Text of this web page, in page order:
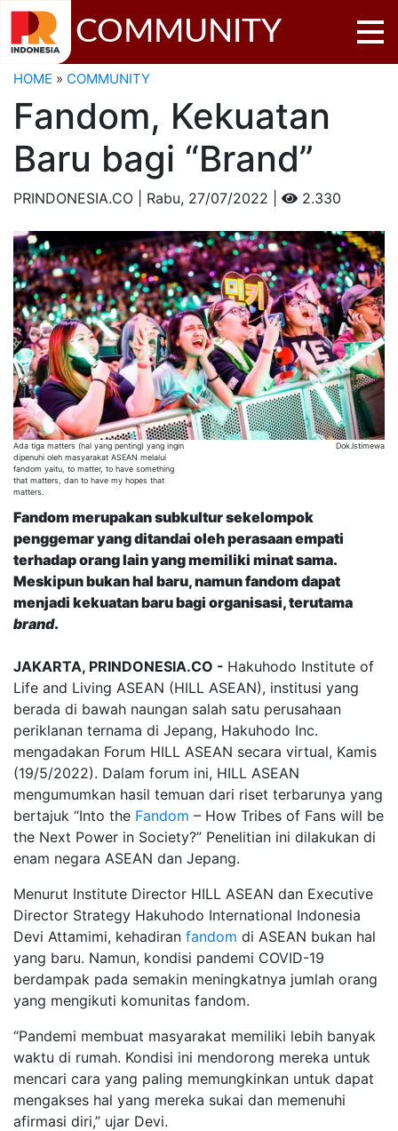
COMMUNITY
HOME » COMMUNITY
Fandom, Kekuatan
Baru bagi “Brand”
PRINDONESIA.CO | Rabu, 27/07/2022 | 2.330
Ada tiga matters (hal yang penting) yang ingin
dipenuhi oleh masyarakat ASEAN melalui
fandom yaitu, to matter, to have something
that matters, dan to have my hopes that
matters.
Dok.Istimewa
Fandom merupakan subkultur sekelompok
penggemar yang ditandai oleh perasaan empati
terhadap orang lain yang memiliki minat sama.
Meskipun bukan hal baru, namun fandom dapat
menjadi kekuatan baru bagi organisasi, terutama
brand.
JAKARTA, PRINDONESIA.CO - Hakuhodo Institute of
Life and Living ASEAN (HILL ASEAN), institusi yang
berada di bawah naungan salah satu perusahaan
periklanan ternama di Jepang, Hakuhodo Inc.
mengadakan Forum HILL ASEAN secara virtual, Kamis
(19/5/2022). Dalam forum ini, HILL ASEAN
mengumumkan hasil temuan dari riset terbarunya yang
bertajuk “Into the Fandom – How Tribes of Fans will be
the Next Power in Society?” Penelitian ini dilakukan di
enam negara ASEAN dan Jepang.
Menurut Institute Director HILL ASEAN dan Executive
Director Strategy Hakuhodo International Indonesia
Devi Attamimi, kehadiran fandom di ASEAN bukan hal
yang baru. Namun, kondisi pandemi COVID-19
berdampak pada semakin meningkatnya jumlah orang
yang mengikuti komunitas fandom.
“Pandemi membuat masyarakat memiliki lebih banyak
waktu di rumah. Kondisi ini mendorong mereka untuk
mencari cara yang paling memungkinkan untuk dapat
mengakses hal yang mereka sukai dan memenuhi
afirmasi diri,” ujar Devi.